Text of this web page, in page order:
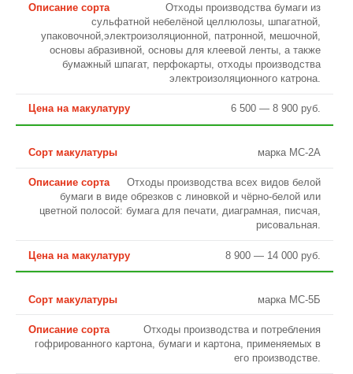
Отходы производства бумаги из
сульфатной небелёной целлюлозы, шпагатной,
упаковочной,электроизоляционной, патронной, мешочной,
основы абразивной, основы для клеевой ленты, а также
бумажный шпагат, перфокарты, отходы производства
электроизоляционного катрона.
6 500 — 8 900 руб.
марка МС-2А
Отходы производства всех видов белой
бумаги в виде обрезков с линовкой и чёрно-белой или
цветной полосой: бумага для печати, диаграмная, писчая,
рисовальная.
8 900 — 14 000 руб.
марка МС-5Б
Отходы производства и потребления
гофрированного картона, бумаги и картона, применяемых в
его производстве.